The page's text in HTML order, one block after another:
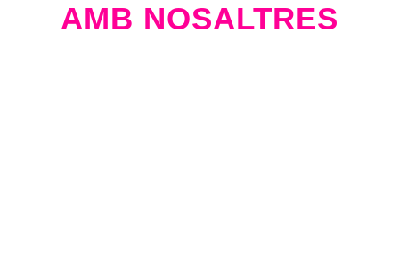
AMB NOSALTRES